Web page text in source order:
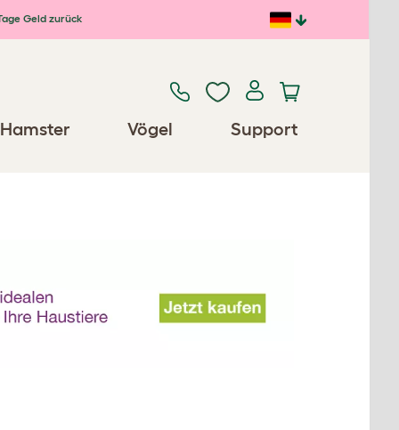
Geld zurück
Hamster Vögel Support